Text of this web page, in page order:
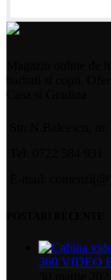
360 VIDEO